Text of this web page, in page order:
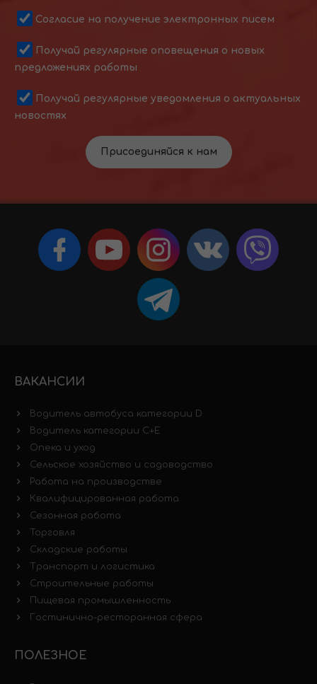
Согласие на получение электронных писем
Получай регулярные оповещения о новых
предложениях работы
Получай регулярные уведомления о актуальных
новостях
Присоединяйся к нам
ВАКАНСИИ
Водитель автобуса категории D
Водитель категории C+E
Опека и уход
Сельское хозяйство и садоводство
Работа на производстве
Квалифицированная работа
Сезонная работа
Торговля
Складские работы
Транспорт и логистика
Строительные работы
Пищевая промышленность
Гостинично-ресторанная сфера
ПОЛЕЗНОЕ